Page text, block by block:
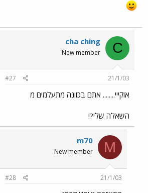
C
cha ching
New member
21/1/03
#27
אוקייי........ אתם בכוונה מתעלמים מ
השאלה שלי?!
M
m70
New member
21/1/03
#28